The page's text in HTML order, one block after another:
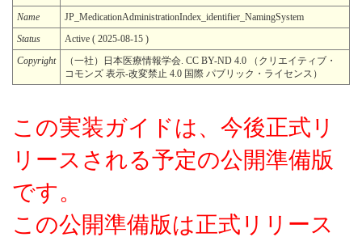
Name
JP_MedicationAdministrationIndex_identifier_NamingSystem
Status
Active ( 2025-08-15 )
Copyright
（一社）日本医療情報学会. CC BY-ND 4.0 （クリエイティブ・
コモンズ 表示-改変禁止 4.0 国際 パブリック・ライセンス）
この実装ガイドは、今後正式リ
リースされる予定の公開準備版
です。
この公開準備版は正式リリース